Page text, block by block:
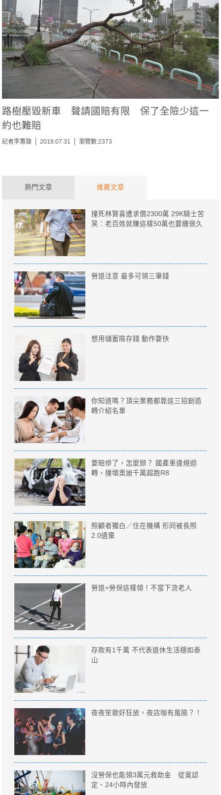
路樹壓毀新車 聲請國賠有限 保了全險少這一
約也難賠
記者李蕙璇 2018.07.31 瀏覽數:2373
熱門文章 推薦文章
撞死林賢喜遭求償2300萬 29K騎士苦
笑：老百姓就賺這樣50萬也要繳很久
勞退注意 最多可領三筆錢
想用儲蓄險存錢 動作要快
你知道嗎？頂尖業務都靠這三招創造
轉介紹名單
要賠慘了，怎麼辦？ 國產車違規迴
轉，撞壞奧迪千萬超跑R8
照顧者獨白／住在機構 形同被長照
2.0遺棄
勞退+勞保這樣領！不當下流老人
存款有1千萬 不代表退休生活穩如泰
山
夜夜笙歌好狂放，夜店咖有風險？！
沒勞保也能領3萬元救助金 從寛認
定、24小時內發放